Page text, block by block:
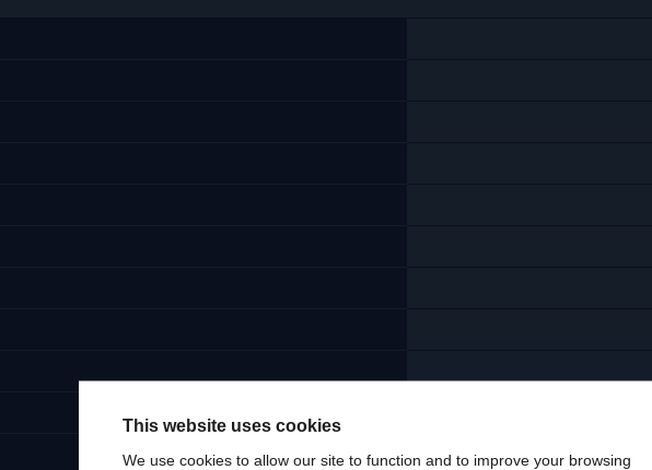
This website uses cookies
We use cookies to allow our site to function and to improve your browsing